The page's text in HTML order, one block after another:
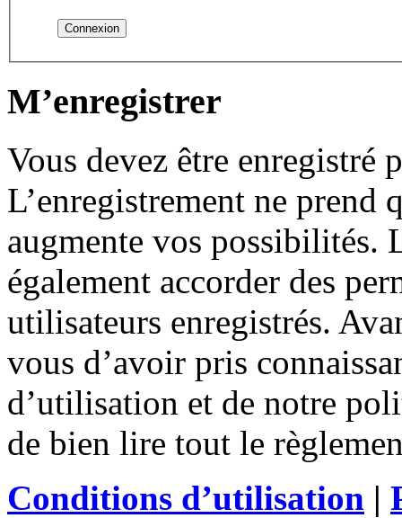
M’enregistrer
Vous devez être enregistré
L’enregistrement ne prend
augmente vos possibilités.
également accorder des
utilisateurs enregistrés.
vous d’avoir pris
d’utilisation et de notre
de bien lire tout le
Conditions d’utilisation |